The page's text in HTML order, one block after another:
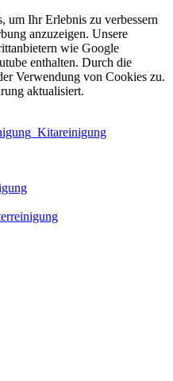
um Ihr Erlebnis zu verbessern
anzuzeigen. Unsere
wie Google
enthalten. Durch die
Verwendung von Cookies zu.
aktualisiert.